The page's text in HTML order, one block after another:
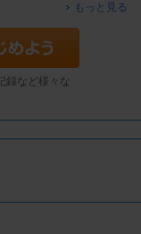
もっと見る
録など様々な